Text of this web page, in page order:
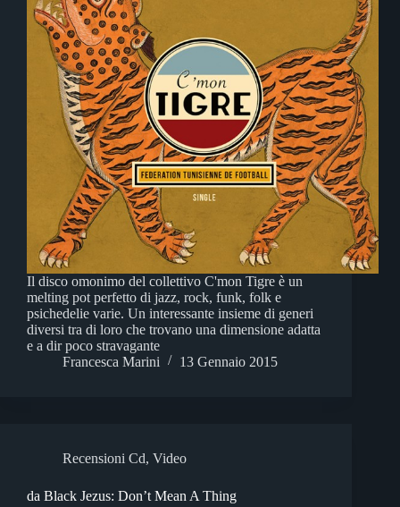
Il disco omonimo del collettivo C'mon Tigre è un
melting pot perfetto di jazz, rock, funk, folk e
psichedelie varie. Un interessante insieme di generi
diversi tra di loro che trovano una dimensione adatta
e a dir poco stravagante
Francesca Marini
13 Gennaio 2015
Recensioni Cd, Video
da Black Jezus: Don’t Mean A Thing